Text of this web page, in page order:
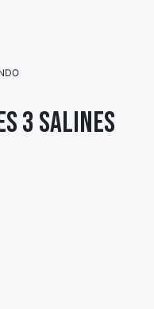
3 SALINES
Élément
de